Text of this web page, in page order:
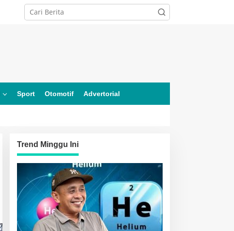
Sport Otomotif Advertorial
Trend Minggu Ini